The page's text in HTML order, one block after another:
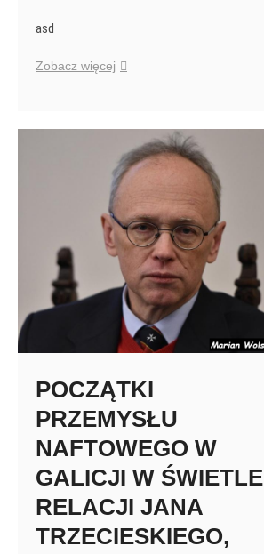
asd
Zobacz więcej XIX-
tłumacz
klasyki
światowej,
Adam
Pajgert,
nasz
dwa
razy
pradziad.
POCZĄTKI
PRZEMYSŁU
NAFTOWEGO W
GALICJI W ŚWIETLE
RELACJI JANA
TRZECIESKIEGO,